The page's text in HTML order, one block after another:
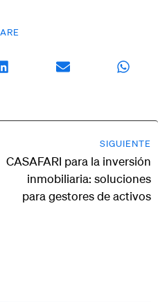
SIGUIENTE
CASAFARI para la inversión
inmobiliaria: soluciones
para gestores de activos